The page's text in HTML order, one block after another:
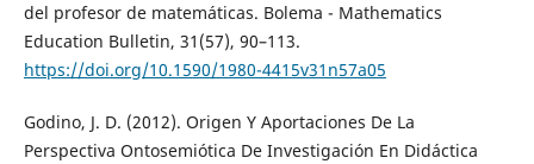
del profesor de matemáticas. Bolema - Mathematics
Education Bulletin, 31(57), 90–113.
https://doi.org/10.1590/1980-4415v31n57a05
Godino, J. D. (2012). Origen Y Aportaciones De La
Perspectiva Ontosemiótica De Investigación En Didáctica